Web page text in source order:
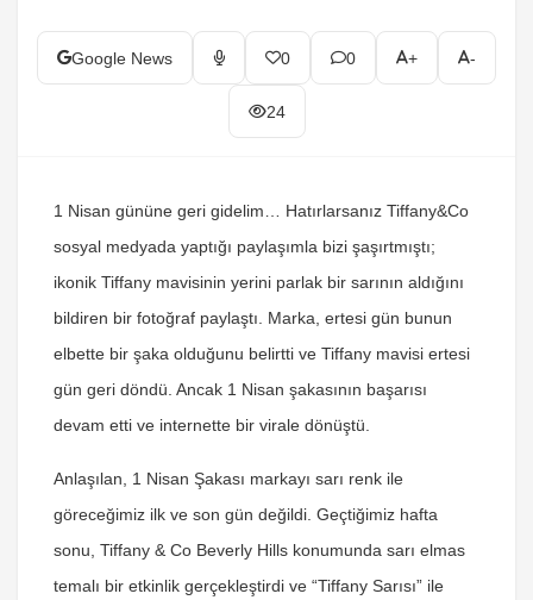
Google News 0 0 + -
24
1 Nisan gününe geri gidelim… Hatırlarsanız Tiffany&Co
sosyal medyada yaptığı paylaşımla bizi şaşırtmıştı;
ikonik Tiffany mavisinin yerini parlak bir sarının aldığını
bildiren bir fotoğraf paylaştı. Marka, ertesi gün bunun
elbette bir şaka olduğunu belirtti ve Tiffany mavisi ertesi
gün geri döndü. Ancak 1 Nisan şakasının başarısı
devam etti ve internette bir virale dönüştü.
Anlaşılan, 1 Nisan Şakası markayı sarı renk ile
göreceğimiz ilk ve son gün değildi. Geçtiğimiz hafta
sonu, Tiffany & Co Beverly Hills konumunda sarı elmas
temalı bir etkinlik gerçekleştirdi ve “Tiffany Sarısı” ile